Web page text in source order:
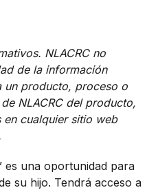
NLACRC no
de la información
un producto, proceso o
NLACRC del producto,
cualquier sitio web
es una oportunidad para
su hijo. Tendrá acceso a